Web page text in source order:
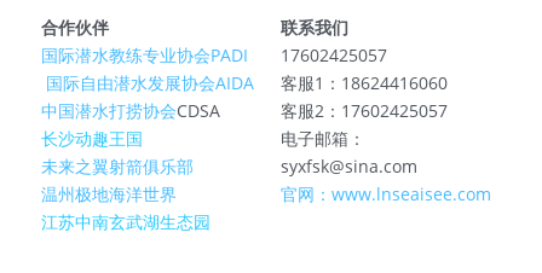
合作伙伴
国际潜水教练专业协会PADI
国际自由潜水发展协会AIDA
中国潜水打捞协会CDSA
长沙动趣王国
未来之翼射箭俱乐部
温州极地海洋世界
江苏中南玄武湖生态园
联系我们
17602425057
客服1：18624416060
客服2：17602425057
电子邮箱：
syxfsk@sina.com
官网：www.lnseaisee.com